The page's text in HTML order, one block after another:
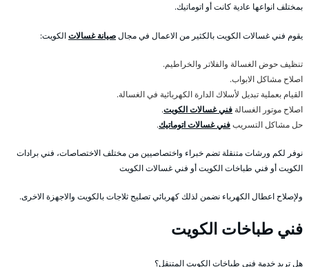
بمختلف انواعها عادية كانت أو اتوماتيك.
يقوم فني غسالات الكويت بالكثير من الاعمال في مجالصيانة غسالاتالكويت:
تنظيف حوض الغسالة والفلاتر والخراطيم.
اصلاح مشاكل الابواب.
القيام بعملية تبديل لأسلاك الدارة الكهربائية في الغسالة.
اصلاح موتور الغسالة فني غسالات الكويت.
حل مشاكل التسريبفني غسالات اتوماتيك.
نوفر لكم ورشات متنقلة تضم خبراء واختصاصيين من مختلف الاختصاصات، فني برادات
الكويت أو فني طباخات الكويت أو فني غسالات الكويت
ولإصلاح اعطال الكهرباء نضمن لذلك كهربائي تصليح ثلاجات بالكويت والاجهزة الاخرى.
فني طباخات الكويت
هل تريد خدمة فني طباخات الكويت المتنقل؟